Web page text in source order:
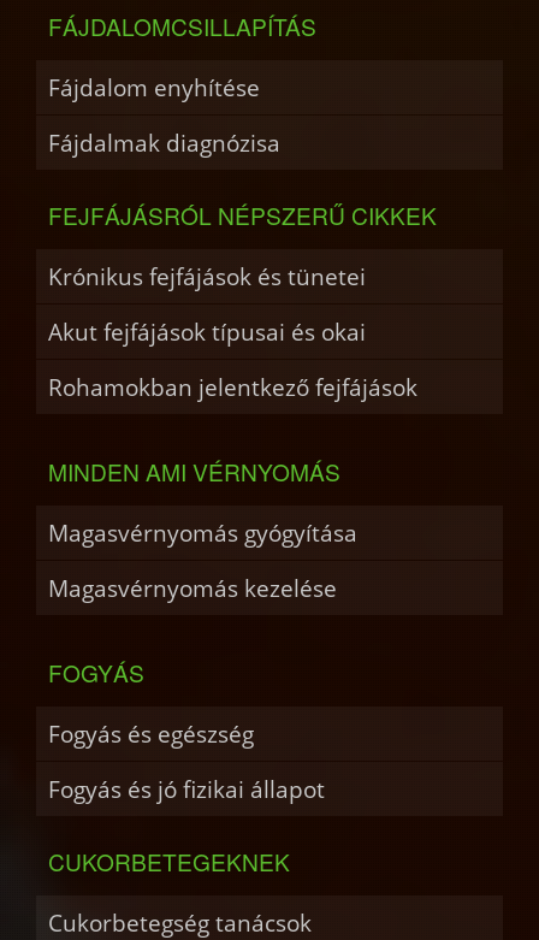
FÁJDALOMCSILLAPÍTÁS
Fájdalom enyhítése
Fájdalmak diagnózisa
FEJFÁJÁSRÓL NÉPSZERŰ CIKKEK
Krónikus fejfájások és tünetei
Akut fejfájások típusai és okai
Rohamokban jelentkező fejfájások
MINDEN AMI VÉRNYOMÁS
Magasvérnyomás gyógyítása
Magasvérnyomás kezelése
FOGYÁS
Fogyás és egészség
Fogyás és jó fizikai állapot
CUKORBETEGEKNEK
Cukorbetegség tanácsok